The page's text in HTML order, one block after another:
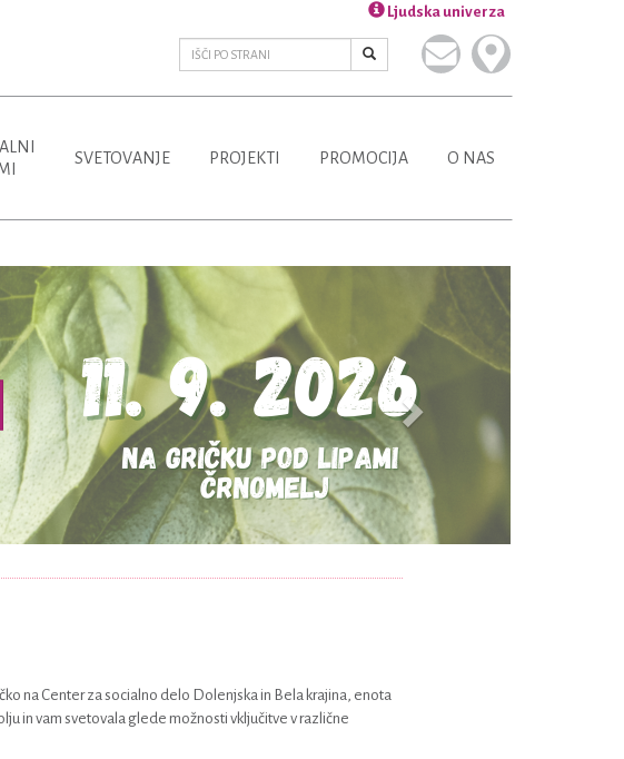
Ljudska univerza
SVETOVANJE PROJEKTI PROMOCIJA O NAS
na Center za socialno delo Dolenjska in Bela krajina, enota
in vam svetovala glede možnosti vključitve v različne